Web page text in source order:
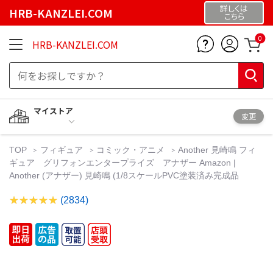
HRB-KANZLEI.COM 詳しくは
こちら
HRB-KANZLEI.COM 0
マイストア
変更
TOP フィギュア コミック・アニメ
Another 見崎鳴 フィ
ギュア グリフォンエンタープライズ アナザー Amazon |
Another (アナザー) 見崎鳴 (1/8スケールPVC塗装済み完成品
(2834)